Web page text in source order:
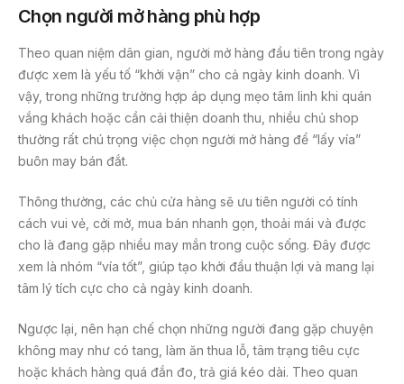
Chọn người mở hàng phù hợp
Theo quan niệm dân gian, người mở hàng đầu tiên trong ngày
được xem là yếu tố “khởi vận” cho cả ngày kinh doanh. Vì
vậy, trong những trường hợp áp dụng mẹo tâm linh khi quán
vắng khách hoặc cần cải thiện doanh thu, nhiều chủ shop
thường rất chú trọng việc chọn người mở hàng để “lấy vía”
buôn may bán đắt.
Thông thường, các chủ cửa hàng sẽ ưu tiên người có tính
cách vui vẻ, cởi mở, mua bán nhanh gọn, thoải mái và được
cho là đang gặp nhiều may mắn trong cuộc sống. Đây được
xem là nhóm “vía tốt”, giúp tạo khởi đầu thuận lợi và mang lại
tâm lý tích cực cho cả ngày kinh doanh.
Ngược lại, nên hạn chế chọn những người đang gặp chuyện
không may như có tang, làm ăn thua lỗ, tâm trạng tiêu cực
hoặc khách hàng quá đắn đo, trả giá kéo dài. Theo quan